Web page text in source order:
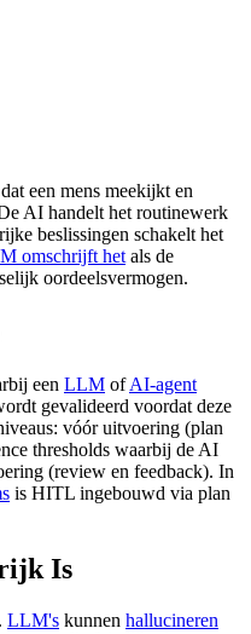
een mens meekijkt en
AI handelt het routinewerk
beslissingen schakelt het
omschrijft het als de
oordeelsvermogen.
een LLM ofAI-agent
gevalideerd voordat deze
vóór uitvoering (plan
thresholds waarbij de AI
(review en feedback). In
is HITL ingebouwd via plan
Is
LLM's kunnen hallucineren